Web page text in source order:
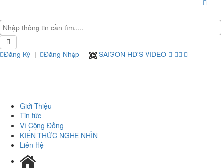
Đăng Ký | Đăng Nhập SAIGON HD'S VIDEO
Giới Thiệu
Tin tức
Vì Cộng Đồng
KIẾN THỨC NGHE NHÌN
Liên Hệ